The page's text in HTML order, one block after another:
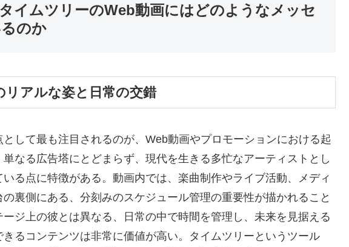
イムツリーのWeb動画にはどのようなメッセ
のか
アルな姿と日常の交錯
して最も注目されるのが、Web動画やプロモーションにおける起
なる広告塔にとどまらず、現代を生きる多忙なアーティストとし
る点に特徴がある。動画内では、楽曲制作やライブ活動、メディ
裏側にある、分刻みのスケジュール管理の重要性が描かれること
ジ上の彼とは異なる、日常の中で時間を管理し、未来を見据える
るコンテンツは非常に価値が高い。タイムツリーというツール